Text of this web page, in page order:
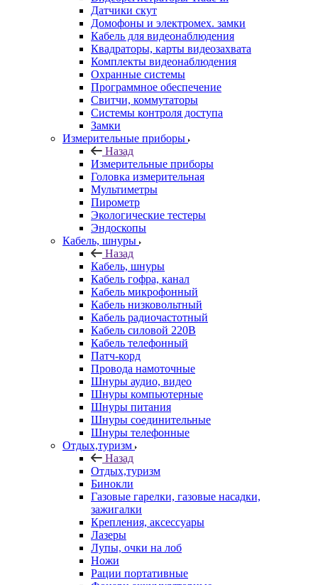
Датчики скут
Домофоны и электромех. замки
Кабель для видеонаблюдения
Квадраторы, карты видеозахвата
Комплекты видеонаблюдения
Охранные системы
Программное обеспечение
Свитчи, коммутаторы
Системы контроля доступа
Замки
Измерительные приборы
Назад
Измерительные приборы
Головка измерительная
Мультиметры
Пирометр
Экологические тестеры
Эндоскопы
Кабель, шнуры
Назад
Кабель, шнуры
Кабель гофра, канал
Кабель микрофонный
Кабель низковольтный
Кабель радиочастотный
Кабель силовой 220В
Кабель телефонный
Патч-корд
Провода намоточные
Шнуры аудио, видео
Шнуры компьютерные
Шнуры питания
Шнуры соединительные
Шнуры телефонные
Отдых,туризм
Назад
Отдых,туризм
Бинокли
Газовые гарелки, газовые насадки,
зажигалки
Крепления, аксессуары
Лазеры
Лупы, очки на лоб
Ножи
Рации портативные